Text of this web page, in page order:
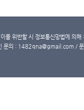
를 위반할 시 정보통신망법에 의
문의 : 1482qna@gmail.com /